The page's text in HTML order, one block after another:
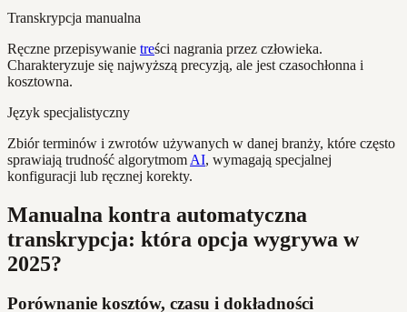
Transkrypcja manualna
Ręczne przepisywanie treści nagrania przez człowieka.
Charakteryzuje się najwyższą precyzją, ale jest czasochłonna i
kosztowna.
Język specjalistyczny
Zbiór terminów i zwrotów używanych w danej branży, które często
sprawiają trudność algorytmom AI, wymagają specjalnej
konfiguracji lub ręcznej korekty.
Manualna kontra automatyczna
transkrypcja: która opcja wygrywa w
2025?
Porównanie kosztów, czasu i dokładności